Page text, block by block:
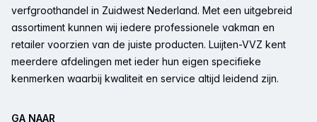
verfgroothandel in Zuidwest Nederland. Met een uitgebreid
assortiment kunnen wij iedere professionele vakman en
retailer voorzien van de juiste producten. Luijten-VVZ kent
meerdere afdelingen met ieder hun eigen specifieke
kenmerken waarbij kwaliteit en service altijd leidend zijn.
GA NAAR